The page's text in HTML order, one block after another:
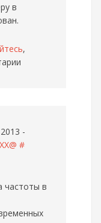
в
,
-
#
частоты в